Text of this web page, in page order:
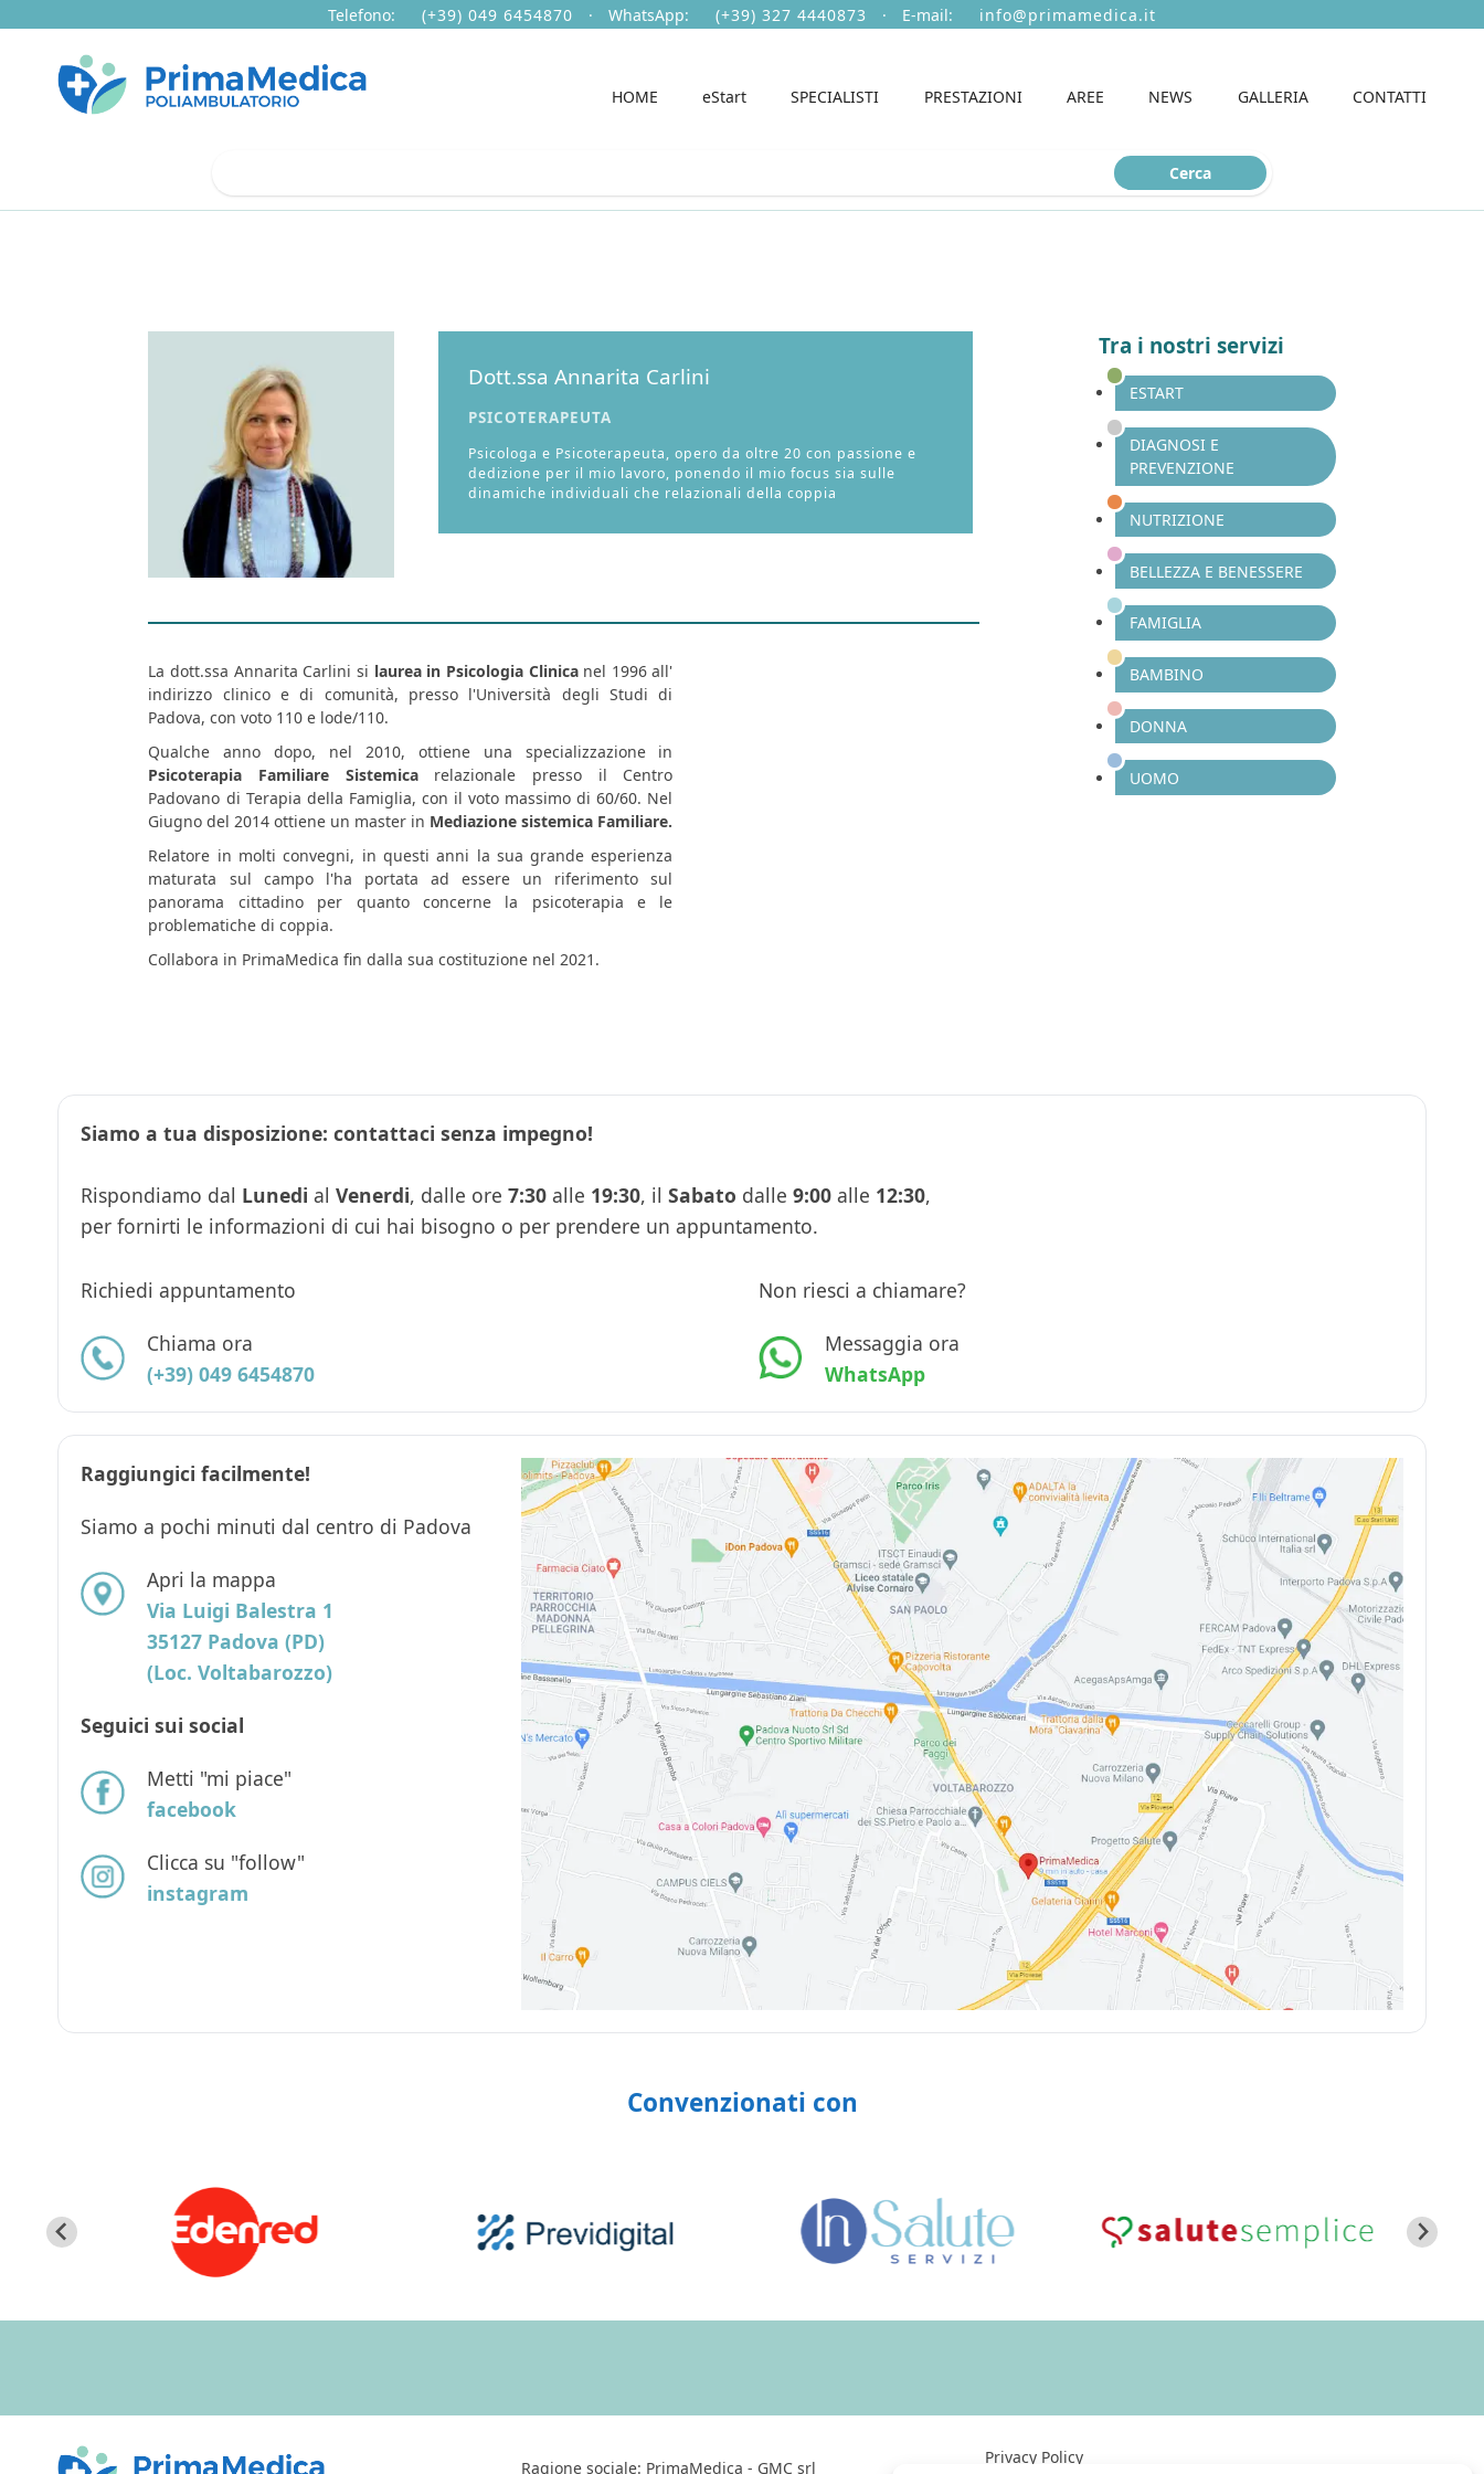
Oppure scrivici
Telefono: (+39) 049 6454870 · WhatsApp: (+39) 327 4440873 · E-mail: info@primamedica.it
HOME eStart SPECIALISTI PRESTAZIONI AREE NEWS GALLERIA CONTATTI
Cerca
Dott.ssa Annarita Carlini
PSICOTERAPEUTA
Psicologa e Psicoterapeuta, opero da oltre 20 con passione e
dedizione per il mio lavoro, ponendo il mio focus sia sulle
dinamiche individuali che relazionali della coppia
La dott.ssa Annarita Carlini si laurea in Psicologia Clinicanel 1996 all'
indirizzo clinico e di comunità, presso l'Università degli Studi di
Padova, con voto 110 e lode/110.
Qualche anno dopo, nel 2010, ottiene una specializzazione in
Psicoterapia Familiare Sistemicarelazionale presso il Centro
Padovano di Terapia della Famiglia, con il voto massimo di 60/60. Nel
Giugno del 2014 ottiene un master in Mediazione sistemica Familiare.
Relatore in molti convegni, in questi anni la sua grande esperienza
maturata sul campo l'ha portata ad essere un riferimento sul
panorama cittadino per quanto concerne la psicoterapia e le
problematiche di coppia.
Collabora in PrimaMedica fin dalla sua costituzione nel 2021.
Tra i nostri servizi
ESTART
DIAGNOSI E
PREVENZIONE
NUTRIZIONE
BELLEZZA E BENESSERE
FAMIGLIA
BAMBINO
DONNA
UOMO
Siamo a tua disposizione: contattaci senza impegno!
Rispondiamo dal Lunedi al Venerdi, dalle ore 7:30 alle 19:30, il Sabato dalle 9:00 alle 12:30,
per fornirti le informazioni di cui hai bisogno o per prendere un appuntamento.
Richiedi appuntamento
Chiama ora
(+39) 049 6454870
Non riesci a chiamare?
Messaggia ora
WhatsApp
Raggiungici facilmente!
Siamo a pochi minuti dal centro di Padova
Apri la mappa
Via Luigi Balestra 1
35127 Padova (PD)
(Loc. Voltabarozzo)
Seguici sui social
Metti "mi piace"
facebook
Clicca su "follow"
instagram
Convenzionati con
Ragione sociale: PrimaMedica - GMC srl
Privacy Policy